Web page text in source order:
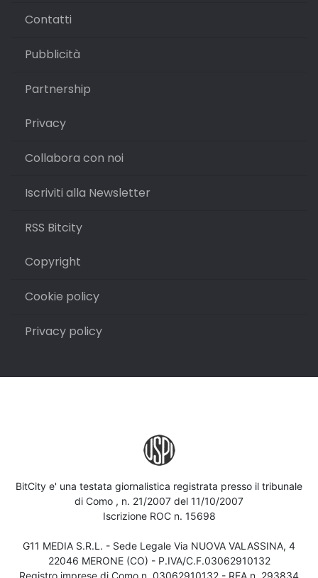
Contatti
Pubblicità
Partnership
Privacy
Collabora con noi
Iscriviti alla Newsletter
RSS Bitcity
Copyright
Cookie policy
Privacy policy
BitCity e' una testata giornalistica registrata presso il tribunale
di Como , n. 21/2007 del 11/10/2007
Iscrizione ROC n. 15698
G11 MEDIA S.R.L. - Sede Legale Via NUOVA VALASSINA, 4
22046 MERONE (CO) - P.IVA/C.F.03062910132
Registro imprese di Como n. 03062910132 - REA n. 293834